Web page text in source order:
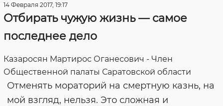
14 Февраля 2017, 19:17
Отбирать чужую жизнь — самое
последнее дело
Казаросян Мартирос Оганесович - Член
Общественной палаты Саратовской области
Отменять мораторий на смертную казнь, на
мой взгляд, нельзя. Это сложная и